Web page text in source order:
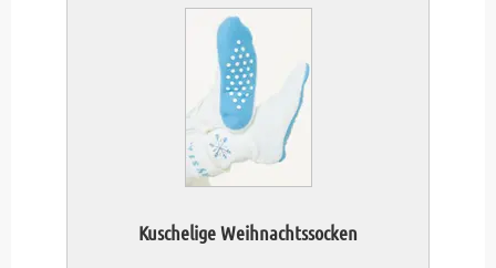
Kuschelige Weihnachtssocken